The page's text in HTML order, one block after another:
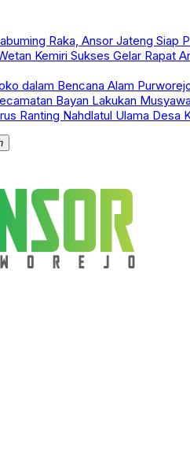
Raka, Ansor Jateng Siap
Kemiri Sukses Gelar Rapat
dalam Bencana Alam
Bayan Lakukan
Ranting Nahdlatul Ulama Desa